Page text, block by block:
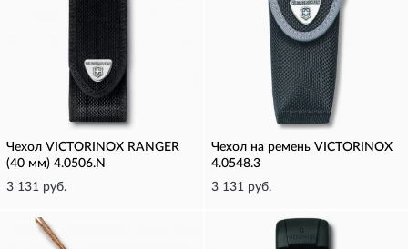
Чехол VICTORINOX RANGER
(40 мм) 4.0506.N
3 131 руб.
Чехол на ремень VICTORINOX
4.0548.3
3 131 руб.